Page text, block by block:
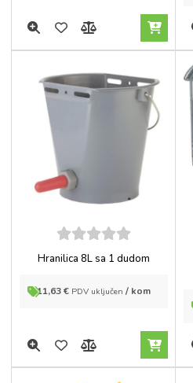
5out of
Hranilica 8L sa 1 dudom
11,63€ PDV uključen / kom